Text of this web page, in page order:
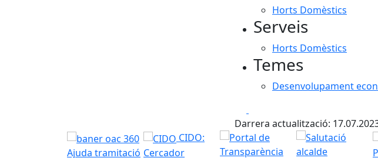
Horts Domèstics
Serveis
Horts Domèstics
Temes
Desenvolupament
Darrera actualització:
Ajuda tramitació
CIDO:
Cercador